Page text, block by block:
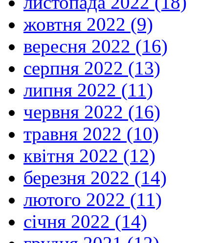
жовтня 2022 (9)
вересня 2022 (16)
серпня 2022 (13)
липня 2022 (11)
червня 2022 (16)
травня 2022 (10)
квітня 2022 (12)
березня 2022 (14)
лютого 2022 (11)
січня 2022 (14)